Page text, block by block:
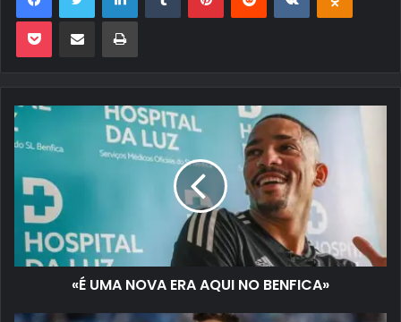
Pocket Compartilhar via e-mail Imprimir
«É UMA NOVA ERA AQUI NO BENFICA»